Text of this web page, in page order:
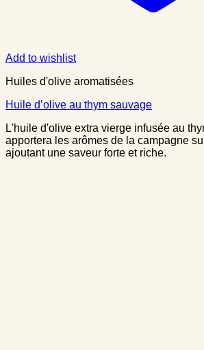
Add to wishlist
Huiles d'olive aromatisées
Huile d’olive au thym sauvage
L'huile d'olive extra vierge infusée au
apportera les arômes de la campagne
ajoutant une saveur forte et riche.